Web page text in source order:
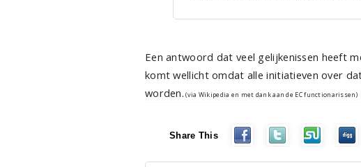
Een antwoord dat veel gelijkenissen heeft
komt wellicht omdat alle initiatieven over
worden. (via Wikipedia en met dank aan de EC functionarissen)
Share This